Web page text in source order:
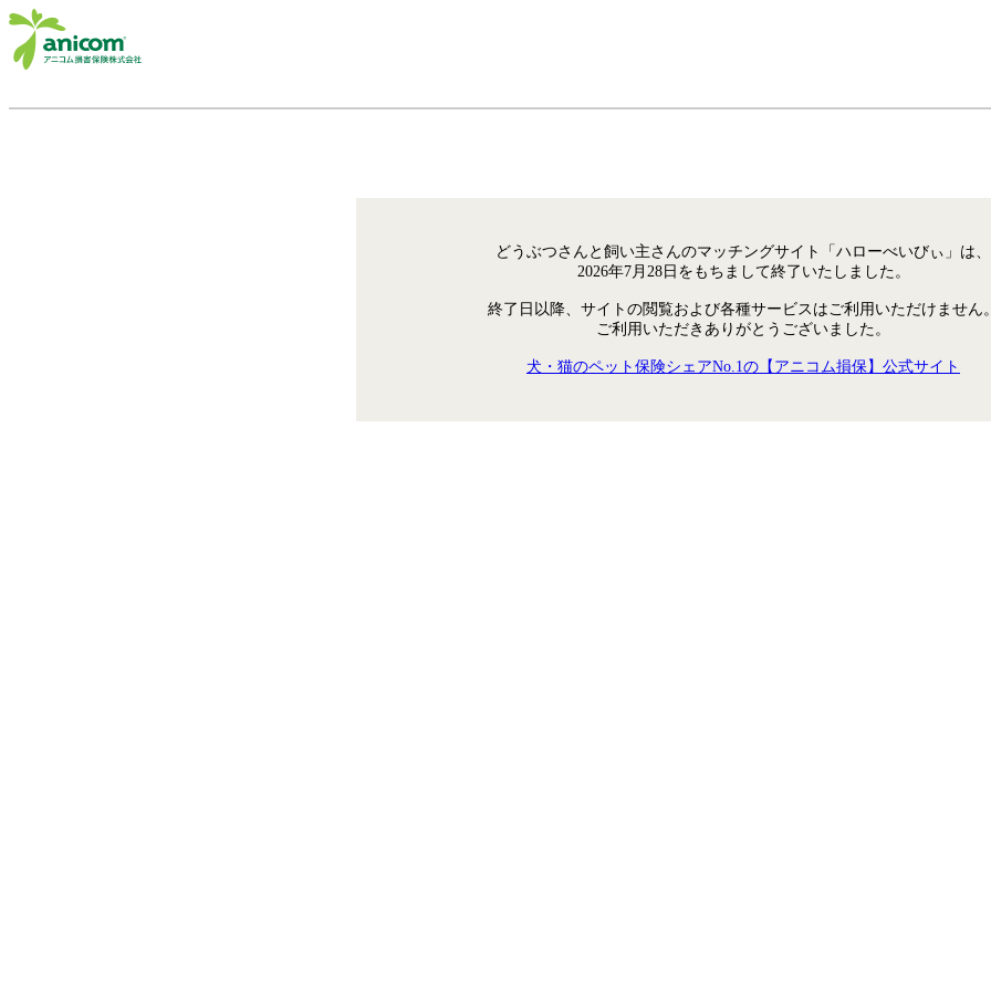
どうぶつさんと飼い主さんのマッチングサイト「ハローべいびぃ」は、
2026年7月28日をもちまして終了いたしました。
終了日以降、サイトの閲覧および各種サービスはご利用いただけません
ご利用いただきありがとうございました。
犬・猫のペット保険シェアNo.1の【アニコム損保】公式サイト